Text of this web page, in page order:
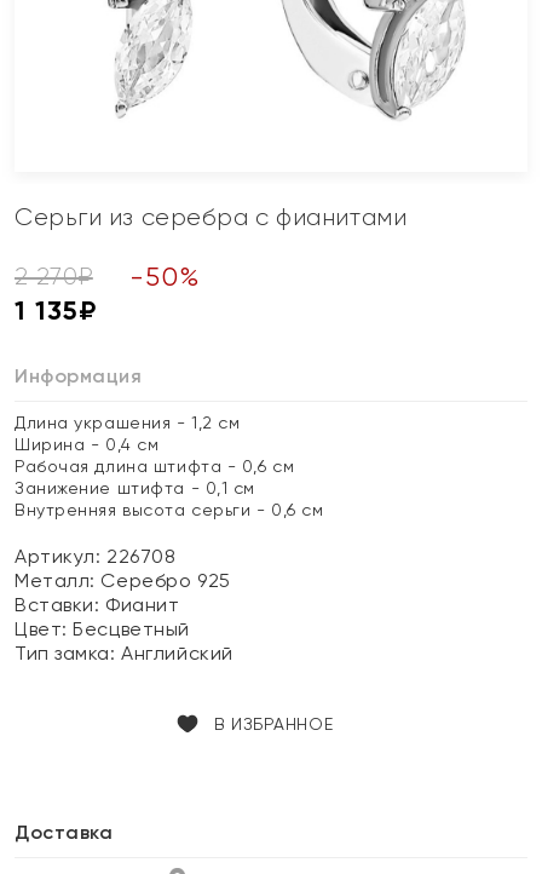
Серьги из серебра с фианитами
2 270₽ -50%
1 135₽
Информация
Длина украшения - 1,2 см
Ширина - 0,4 см
Рабочая длина штифта - 0,6 см
Занижение штифта - 0,1 см
Внутренняя высота серьги - 0,6 см
Артикул: 226708
Металл: Серебро 925
Вставки: Фианит
Цвет:Бесцветный
Тип замка:Английский
В ИЗБРАННОЕ
Доставка